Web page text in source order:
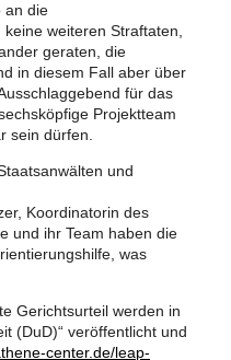
an die
weiteren Straftaten,
geraten, die
in diesem Fall aber über
für das
Projektteam
sein dürfen.
und
Koordinatorin des
und ihr Team haben die
was
Gerichtsurteil werden in
(DuD)“ veröffentlicht und
center.de/leap-